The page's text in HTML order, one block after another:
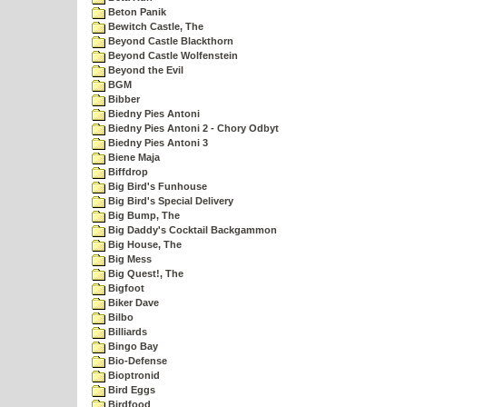
Beton Panik
Bewitch Castle, The
Beyond Castle Blackthorn
Beyond Castle Wolfenstein
Beyond the Evil
BGM
Bibber
Biedny Pies Antoni
Biedny Pies Antoni 2 - Chory Odbyt
Biedny Pies Antoni 3
Biene Maja
Biffdrop
Big Bird's Funhouse
Big Bird's Special Delivery
Big Bump, The
Big Daddy's Cocktail Backgammon
Big House, The
Big Mess
Big Quest!, The
Bigfoot
Biker Dave
Bilbo
Billiards
Bingo Bay
Bio-Defense
Bioptronid
Bird Eggs
Birdfood